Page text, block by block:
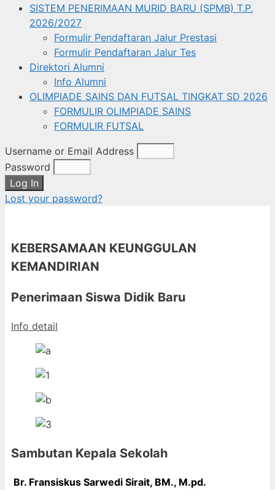
SISTEM PENERIMAAN MURID BARU (SPMB) T.P.
2026/2027
Formulir Pendaftaran Jalur Prestasi
Formulir Pendaftaran Jalur Tes
Direktori Alumni
Info Alumni
OLIMPIADE SAINS DAN FUTSAL TINGKAT SD 2026
FORMULIR OLIMPIADE SAINS
FORMULIR FUTSAL
Username or Email Address
Password
Log In
Lost your password?
KEBERSAMAAN KEUNGGULAN
KEMANDIRIAN
Penerimaan Siswa Didik Baru
Info detail
Sambutan Kepala Sekolah
Br. Fransiskus Sarwedi Sirait, BM., M.pd.